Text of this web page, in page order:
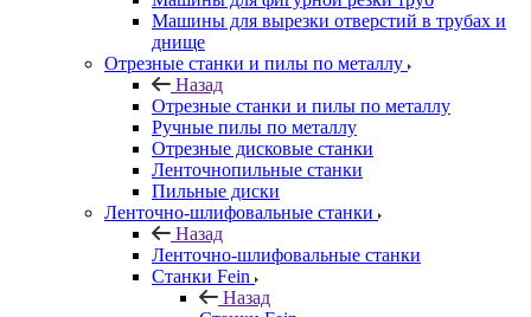
Машины для вырезки отверстий в трубах и
днище
Отрезные станки и пилы по металлу
Назад
Отрезные станки и пилы по металлу
Ручные пилы по металлу
Отрезные дисковые станки
Ленточнопильные станки
Пильные диски
Ленточно-шлифовальные станки
Назад
Ленточно-шлифовальные станки
Станки Fein
Назад